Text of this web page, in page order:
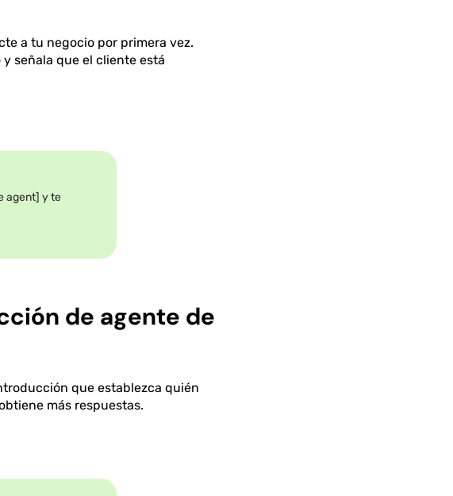
a tu negocio por primera vez.
señala que el cliente está
agent] y te
de agente de
que establezca quién
más respuestas.